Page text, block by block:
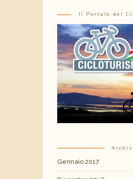
Il Portale del
Archivi
Gennaio 2017